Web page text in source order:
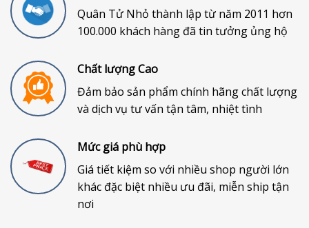
Quân Tử Nhỏ thành lập từ năm 2011 hơn
100.000 khách hàng đã tin tưởng ủng hộ
Chất lượng Cao
Đảm bảo sản phẩm chính hãng chất lượng
và dịch vụ tư vấn tận tâm, nhiệt tình
Mức giá phù hợp
Giá tiết kiệm so với nhiều shop người lớn
khác đặc biệt nhiều ưu đãi, miễn ship tận
nơi